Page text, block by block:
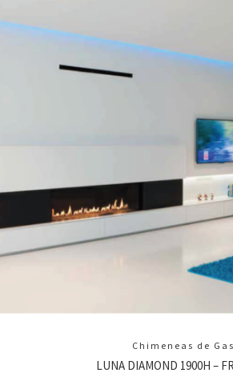
Chimeneas de Gas
LUNA DIAMOND 1900H –